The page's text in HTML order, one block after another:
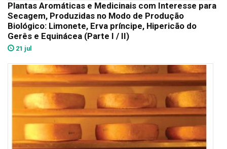
Plantas Aromáticas e Medicinais com Interesse para
Secagem, Produzidas no Modo de Produção
Biológico: Limonete, Erva príncipe, Hipericão do
Gerês e Equinácea (Parte I / II)
21 jul